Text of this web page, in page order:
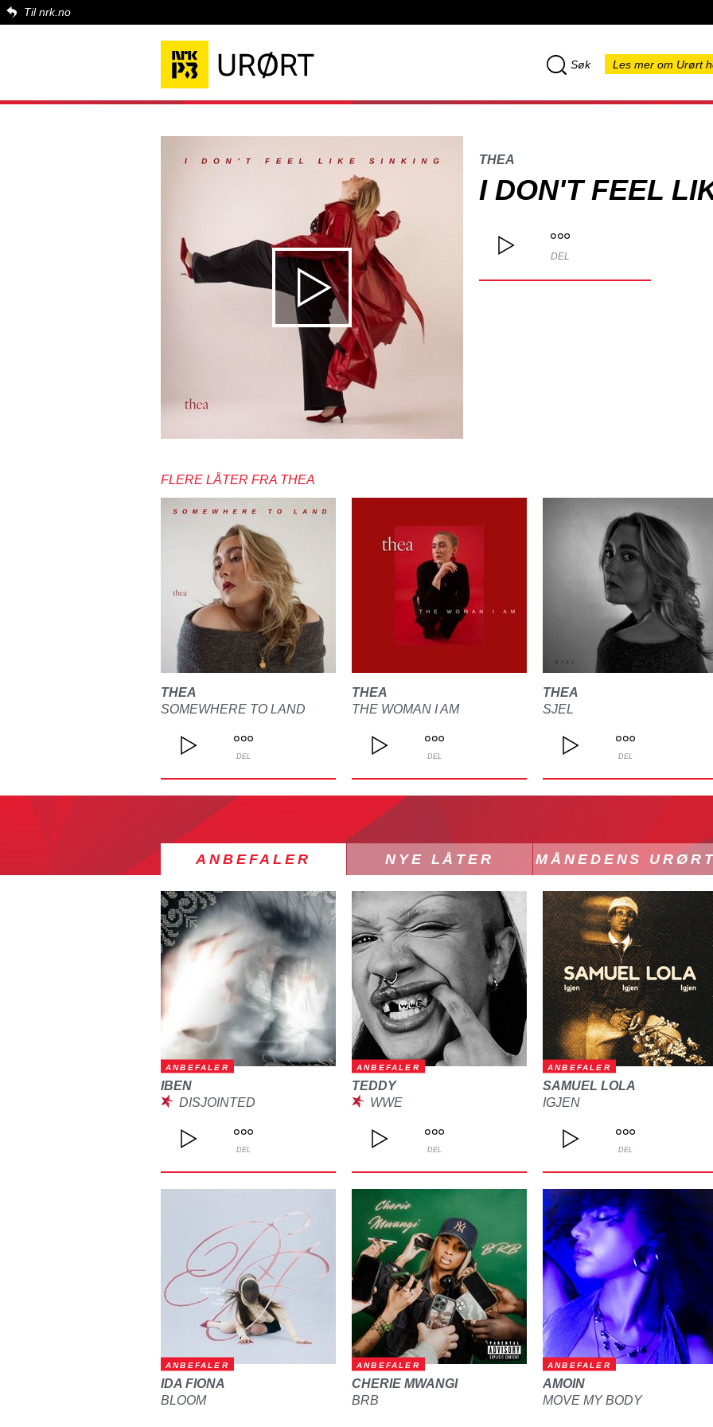
Til nrk.no
Søk Les mer om Urørt
THEA
I DON'T FEEL
DEL
FLERE LÅTER FRA THEA
THEA
SOMEWHERE TO LAND
DEL
THEA
THE WOMAN I AM
DEL
THEA
SJEL
DEL
ANBEFALER NYE LÅTER MÅNEDENS URØRT
ANBEFALER
IBEN
DISJOINTED
DEL
ANBEFALER
TEDDY
WWE
DEL
ANBEFALER
SAMUEL LOLA
IGJEN
DEL
ANBEFALER
IDA FIONA
BLOOM
ANBEFALER
CHERIE MWANGI
BRB
ANBEFALER
AMOIN
MOVE MY BODY